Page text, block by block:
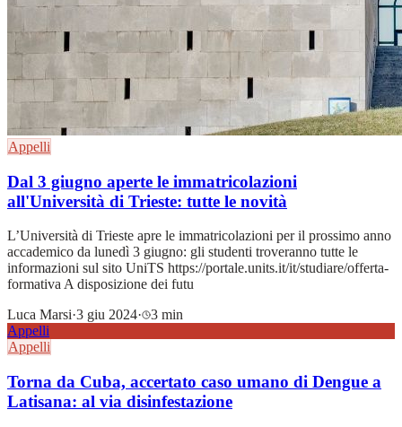
Appelli
Dal 3 giugno aperte le immatricolazioni
all'Università di Trieste: tutte le novità
L’Università di Trieste apre le immatricolazioni per il prossimo anno
accademico da lunedì 3 giugno: gli studenti troveranno tutte le
informazioni sul sito UniTS https://portale.units.it/it/studiare/offerta-
formativa A disposizione dei futu
Luca Marsi·3 giu 2024·
3 min
Appelli
Appelli
Torna da Cuba, accertato caso umano di Dengue a
Latisana: al via disinfestazione